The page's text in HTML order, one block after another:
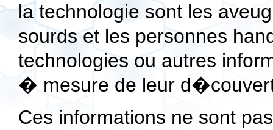
la technologie sont les
sourds et les personnes
technologies ou autres
� mesure de leur
Ces informations ne sont